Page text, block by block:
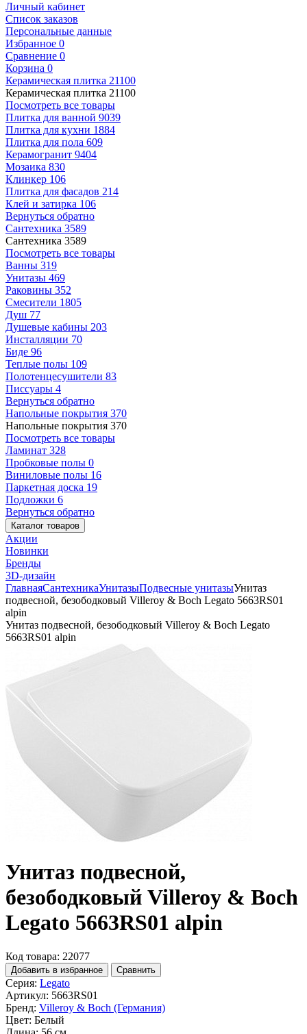
Личный кабинет
Список заказов
Персональные данные
Избранное 0
Сравнение 0
Корзина 0
Керамическая плитка 21100
Керамическая плитка 21100
Посмотреть все товары
Плитка для ванной 9039
Плитка для кухни 1884
Плитка для пола 609
Керамогранит 9404
Мозаика 830
Клинкер 106
Плитка для фасадов 214
Клей и затирка 106
Вернуться обратно
Сантехника 3589
Сантехника 3589
Посмотреть все товары
Ванны 319
Унитазы 469
Раковины 352
Смесители 1805
Душ 77
Душевые кабины 203
Инсталляции 70
Биде 96
Теплые полы 109
Полотенцесушители 83
Писсуары 4
Вернуться обратно
Напольные покрытия 370
Напольные покрытия 370
Посмотреть все товары
Ламинат 328
Пробковые полы 0
Виниловые полы 16
Паркетная доска 19
Подложки 6
Вернуться обратно
Каталог товаров
Акции
Новинки
Бренды
3D-дизайн
ГлавнаяСантехникаУнитазыПодвесные унитазыУнитаз
подвесной, безободковый Villeroy & Boch Legato 5663RS01
alpin
Унитаз подвесной, безободковый Villeroy & Boch Legato
5663RS01 alpin
Унитаз подвесной,
безободковый Villeroy & Boch
Legato 5663RS01 alpin
Код товара: 22077
Добавить в избранное Сравнить
Серия: Legato
Артикул: 5663RS01
Бренд: Villeroy & Boch (Германия)
Цвет: Белый